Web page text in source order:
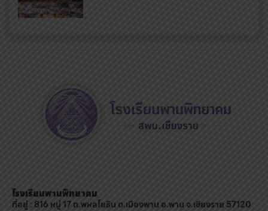
โรงเรียนพานพิทยาคม
ที่อยู่ : 816 หมู่ 17 ถ.พหลโยธิน ต.เมืองพาน อ.พาน จ.เชียงราย 57120